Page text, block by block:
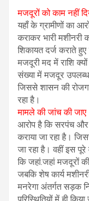
मजदूरों को काम नहीं
यहाँ के ग्रामीणों का
कराकर भारी मशीनरी
शिकायत दर्ज कराते हुए
मजदूरी मद में राशि
संख्या में मजदूर उपलब्ध
जिससे शासन की
रहा है।
मामले की जांच की जाए
आरोप है कि सरपंच और
कराया जा रहा है।
जा रहा है। वहीं इस
कि जहां.जहां मजदूरों
जबकि शेष कार्य
मनरेगा अंतर्गत सड़क